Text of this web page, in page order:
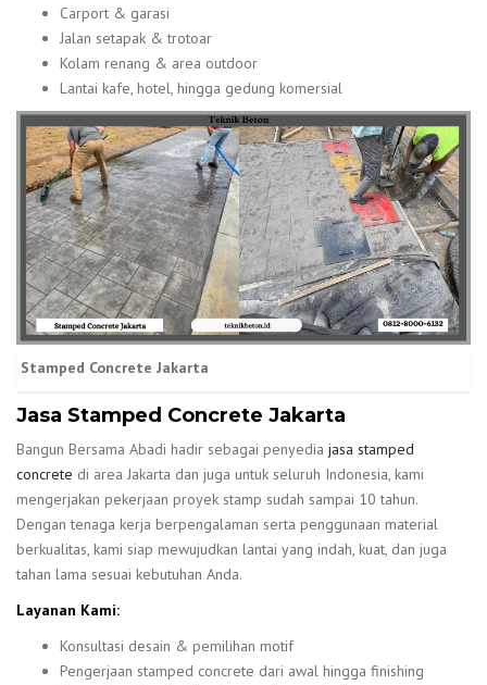
Carport & garasi
Jalan setapak & trotoar
Kolam renang & area outdoor
Lantai kafe, hotel, hingga gedung komersial
Stamped Concrete Jakarta
Jasa Stamped Concrete Jakarta
Bangun Bersama Abadi hadir sebagai penyedia jasa stamped
concrete di area Jakarta dan juga untuk seluruh Indonesia, kami
mengerjakan pekerjaan proyek stamp sudah sampai 10 tahun.
Dengan tenaga kerja berpengalaman serta penggunaan material
berkualitas, kami siap mewujudkan lantai yang indah, kuat, dan juga
tahan lama sesuai kebutuhan Anda.
Layanan Kami:
Konsultasi desain & pemilihan motif
Pengerjaan stamped concrete dari awal hingga finishing